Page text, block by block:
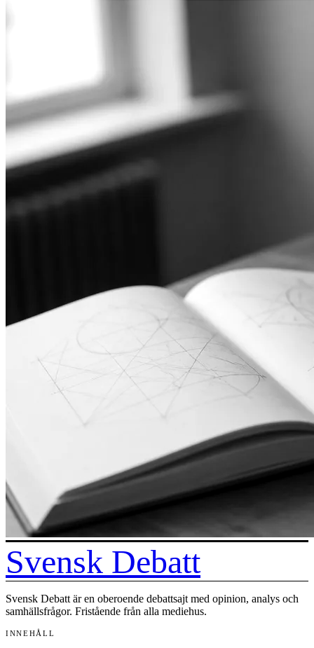
Svensk Debatt
Svensk Debatt är en oberoende debattsajt med opinion, analys och
samhällsfrågor. Fristående från alla mediehus.
INNEHÅLL